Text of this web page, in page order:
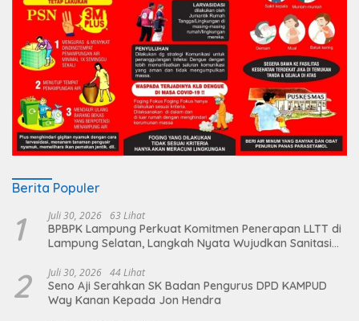
Berita Populer
1 Juli 30, 2026 63 Lihat
BPBPK Lampung Perkuat Komitmen Penerapan LLTT di
Lampung Selatan, Langkah Nyata Wujudkan Sanitasi
2 Juli 30, 2026 44 Lihat
Seno Aji Serahkan SK Badan Pengurus DPD KAMPUD
Way Kanan Kepada Jon Hendra